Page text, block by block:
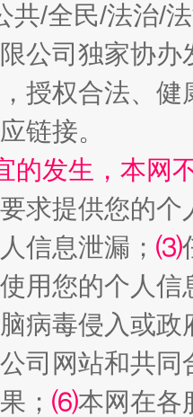
期 从幼
你上场
共/全民/法治/
公司独家协
授权合法、
链接。
的发生，本网
求提供您的个
信息泄漏； ⑶
用您的个人
病毒侵入或
司网站和共
； ⑹本网在各